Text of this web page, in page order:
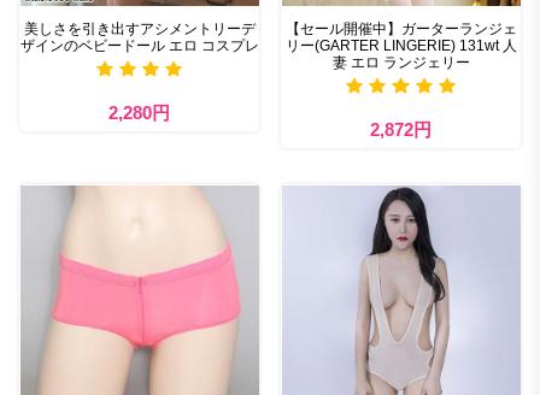
美しさを引き出すアシメントリーデ
ザインのベビードール エロ コスプレ
2,280円
【セール開催中】ガーターランジェ
リー(GARTER LINGERIE) 131wt 人
妻 エロ ランジェリー
2,872円